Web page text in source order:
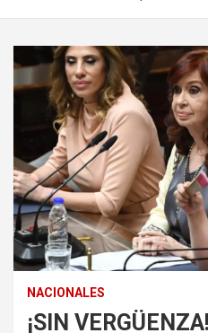
NACIONALES
¡SIN VERGÜENZA!